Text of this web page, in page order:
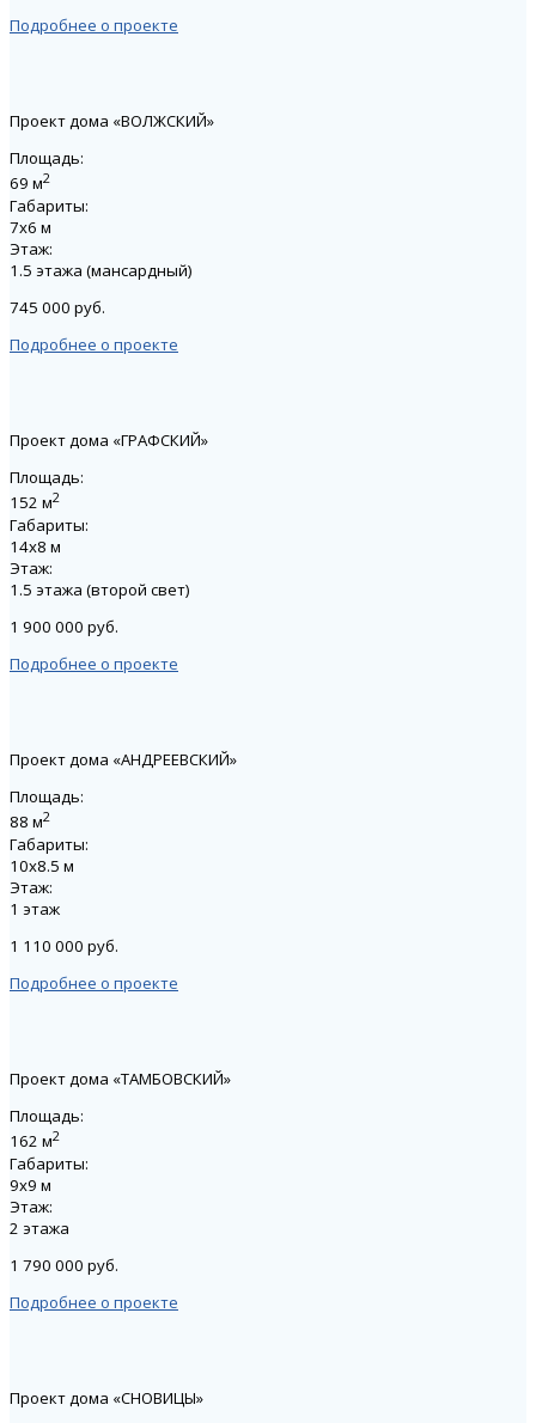
Подробнее о проекте
Проект дома «ВОЛЖСКИЙ»
Площадь:
69 м2
Габариты:
7х6 м
Этаж:
1.5 этажа (мансардный)
745 000 руб.
Подробнее о проекте
Проект дома «ГРАФСКИЙ»
Площадь:
152 м2
Габариты:
14х8 м
Этаж:
1.5 этажа (второй свет)
1 900 000 руб.
Подробнее о проекте
Проект дома «АНДРЕЕВСКИЙ»
Площадь:
88 м2
Габариты:
10х8.5 м
Этаж:
1 этаж
1 110 000 руб.
Подробнее о проекте
Проект дома «ТАМБОВСКИЙ»
Площадь:
162 м2
Габариты:
9х9 м
Этаж:
2 этажа
1 790 000 руб.
Подробнее о проекте
Проект дома «СНОВИЦЫ»